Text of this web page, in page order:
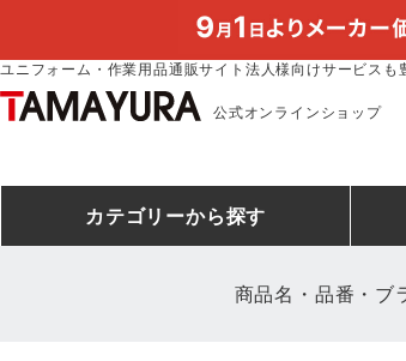
ユニフォーム・作業用品通販サイト法人様向けサービスも
公式オンラインショップ
カテゴリーから探す
商品名・品番・ブ